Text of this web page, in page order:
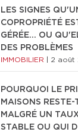
LES SIGNES
COPROPRIÉTÉ
GÉRÉE… OU
DES PROBLÈMES
IMMOBILIER 2 août
POURQUOI LE
MAISONS RESTE-
MALGRÉ UN
STABLE OU QUI